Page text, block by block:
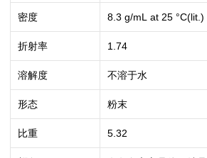
密度 8.3 g/mL at 25 °C(lit.)
折射率 1.74
溶解度 不溶于水
形态 粉末
比重 5.32